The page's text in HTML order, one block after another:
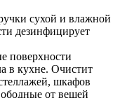
сухой и влажной
дезинфицирует
поверхности
в кухне. Очистит
шкафов
от вещей